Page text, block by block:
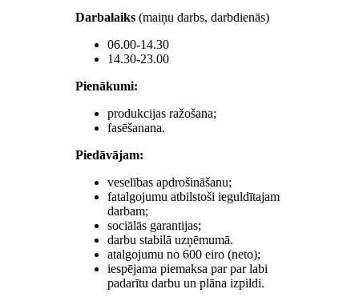
Darbalaiks (maiņu darbs, darbdienās)
06.00-14.30
14.30-23.00
Pienākumi:
produkcijas ražošana;
fasēšanana.
Piedāvājam:
veselības apdrošināšanu;
fatalgojumu atbilstoši ieguldītajam
darbam;
sociālās garantijas;
darbu stabilā uzņēmumā.
atalgojumu no 600 eiro (neto);
iespējama piemaksa par par labi
padarītu darbu un plāna izpildi.